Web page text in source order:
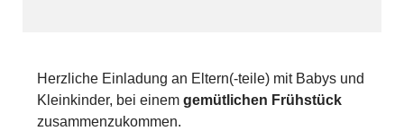
Herzliche Einladung an Eltern(-teile) mit Babys und
Kleinkinder, bei einem gemütlichen Frühstück
zusammenzukommen.